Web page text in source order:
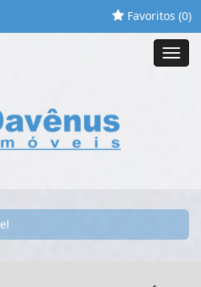
Favoritos (0)